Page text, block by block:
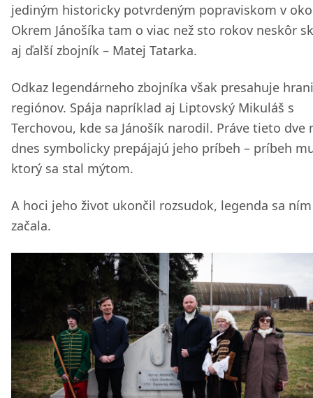
jediným historicky potvrdeným popraviskom v
Okrem Jánošíka tam o viac než sto rokov neskôr
aj ďalší zbojník – Matej Tatarka.
Odkaz legendárneho zbojníka však presahuje
regiónov. Spája napríklad aj Liptovský Mikuláš s
Terchovou, kde sa Jánošík narodil. Práve tieto dve
dnes symbolicky prepájajú jeho príbeh – príbeh
ktorý sa stal mýtom.
A hoci jeho život ukončil rozsudok, legenda sa
začala.